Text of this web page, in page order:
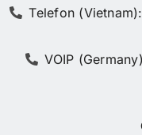
Telefon
VOIP